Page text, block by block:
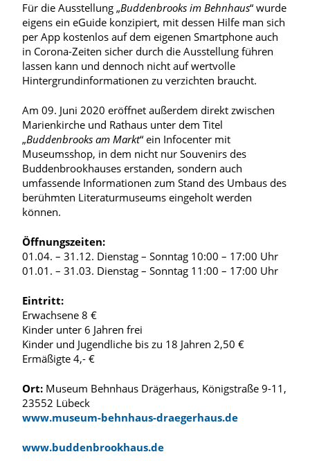
Für die Ausstellung „Buddenbrooks im Behnhaus“ wurde
eigens ein eGuide konzipiert, mit dessen Hilfe man sich
per App kostenlos auf dem eigenen Smartphone auch
in Corona-Zeiten sicher durch die Ausstellung führen
lassen kann und dennoch nicht auf wertvolle
Hintergrundinformationen zu verzichten braucht.
Am 09. Juni 2020 eröffnet außerdem direkt zwischen
Marienkirche und Rathaus unter dem Titel
„Buddenbrooks am Markt“ ein Infocenter mit
Museumsshop, in dem nicht nur Souvenirs des
Buddenbrookhauses erstanden, sondern auch
umfassende Informationen zum Stand des Umbaus des
berühmten Literaturmuseums eingeholt werden
können.
Öffnungszeiten:
01.04. – 31.12. Dienstag – Sonntag 10:00 – 17:00 Uhr
01.01. – 31.03. Dienstag – Sonntag 11:00 – 17:00 Uhr
Eintritt:
Erwachsene 8 €
Kinder unter 6 Jahren frei
Kinder und Jugendliche bis zu 18 Jahren 2,50 €
Ermäßigte 4,- €
Ort: Museum Behnhaus Drägerhaus, Königstraße 9-11,
23552 Lübeck
www.museum-behnhaus-draegerhaus.de
www.buddenbrookhaus.de